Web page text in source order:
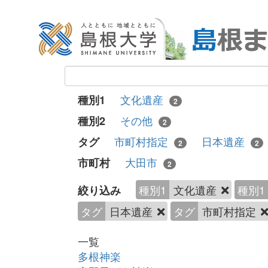
種別1 文化遺産 2
種別2 その他 2
タグ 市町村指定 2 日本遺産 2
市町村 大田市 2
絞り込み 種別1 文化遺産
種別1
タグ 日本遺産 タグ 市町村指定
一覧
多根神楽